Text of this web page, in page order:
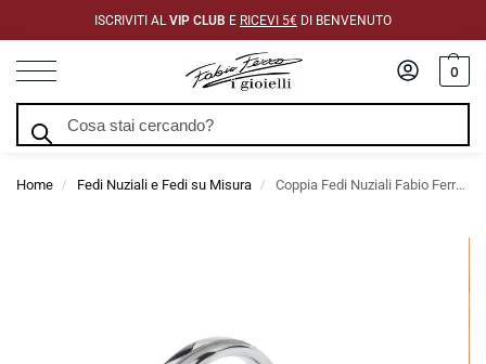
ISCRIVITI AL VIP CLUB E RICEVI 5€ DI BENVENUTO
0
Home / Fedi Nuziali e Fedi su Misura / Coppia Fedi Nuziali Fabio Ferro Modello Binario con Diamanti 3,5 mm